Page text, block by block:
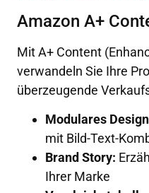
Amazon A+
Mit A+ Content
verwandeln Sie Ihre
überzeugende
Modulares
mit Bild-Text-
Brand Story:
Ihrer Marke